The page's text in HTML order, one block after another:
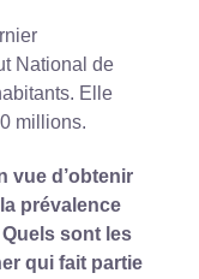
National de
Elle
millions.
vue d’obtenir
prévalence
sont les
qui fait partie